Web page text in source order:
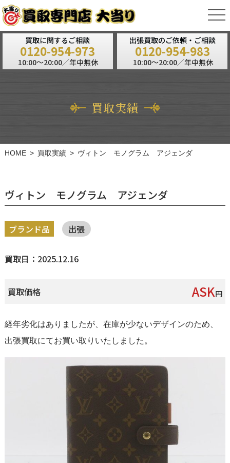
買取に関するご相談
0120-954-973
10:00～20:00／年中無休
出張買取のご依頼・ご相談
0120-954-983
10:00～20:00／年中無休
買取実績
HOME 買取実績 ヴィトン モノグラム アジェンダ
ヴィトン モノグラム アジェンダ
ブランド品 出張
買取日：2025.12.16
買取価格 ASK円
経年劣化はありましたが、在庫が少ないデザインのため、
出張買取にてお買い取りいたしました。